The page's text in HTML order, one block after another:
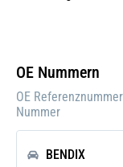
Pfand:
OE Nummern
OE
Nummer
BENDIX